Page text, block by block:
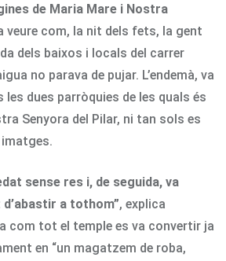
de Maria Mare i Nostra
veure com, la nit dels fets, la gent
dels baixos i locals del carrer
no parava de pujar. L’endemà, va
dues parròquies de les quals és
Senyora del Pilar, ni tan sols es
sense res i, de seguida, va
a tothom”, explica
com tot el temple es va convertir ja
en “un magatzem de roba,